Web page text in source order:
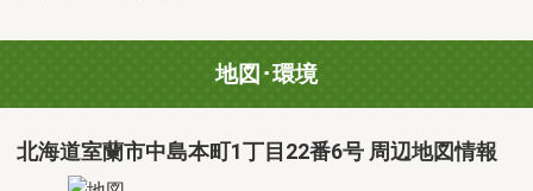
地図･環境
北海道室蘭市中島本町1丁目22番6号 周辺地図情報